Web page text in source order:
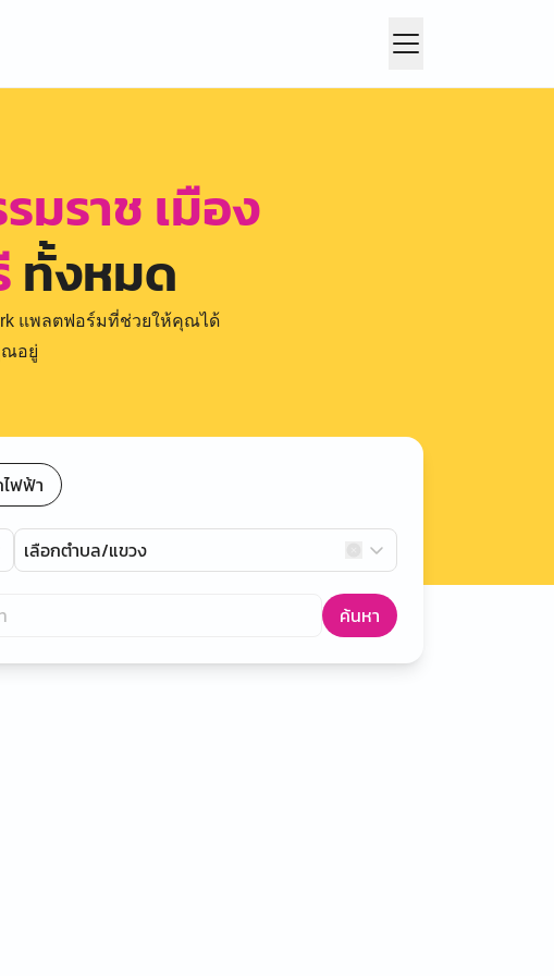
มราช เมือง
ทั้งหมด
แพลตฟอร์มที่ช่วยให้คุณได้
ณอยู่
ฟฟ้า
เลือกตำบล/แขวง
ค้นหา